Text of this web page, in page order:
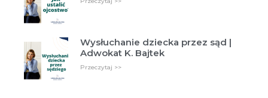
Wysłuchanie dziecka przez sąd |
Adwokat K. Bajtek
Przeczytaj >>